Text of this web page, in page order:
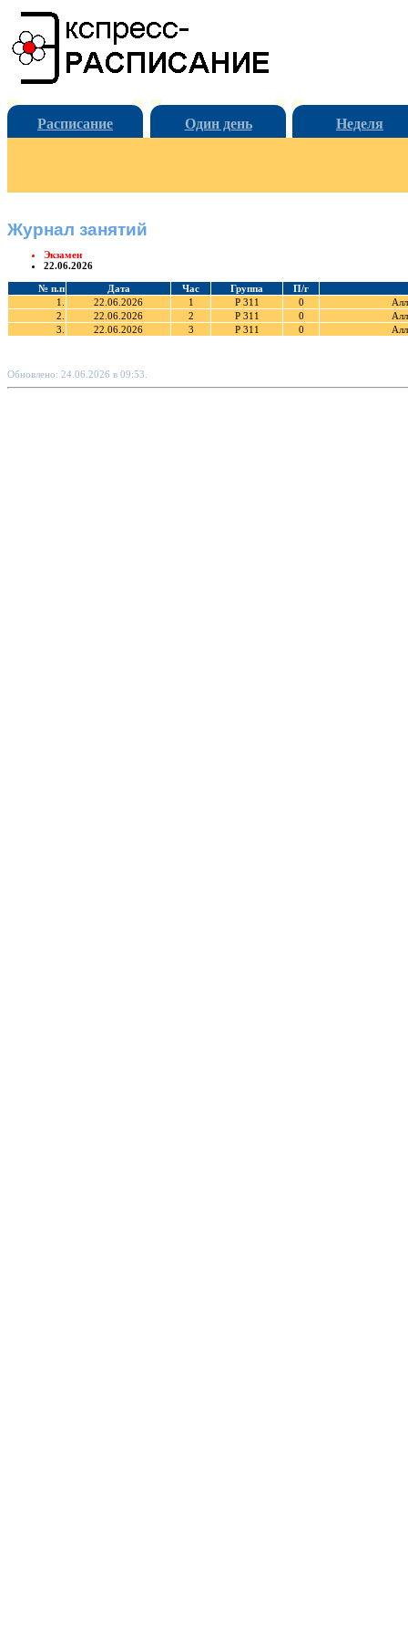
Расписание Один день Неделя
Журнал занятий
Экзамен
22.06.2026
№ п.п Дата Час Группа
П/г
1.
22.06.2026 1 Р 311 0
2.
22.06.2026 2 Р 311 0
3.
22.06.2026 3 Р 311 0
Обновлено: 24.06.2026 в 09:53.